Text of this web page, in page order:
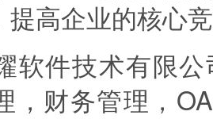
提高企业的核心
软件技术有限
，财务管理，